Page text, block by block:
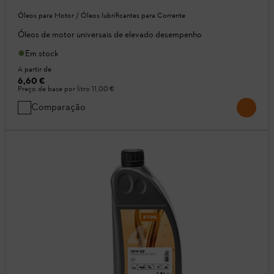
Óleos para Motor / Óleos lubrificantes para Corrente
Óleos de motor universais de elevado desempenho
Em stock
A partir de
6,60 €
Preço de base por litro 11,00 €
Comparação